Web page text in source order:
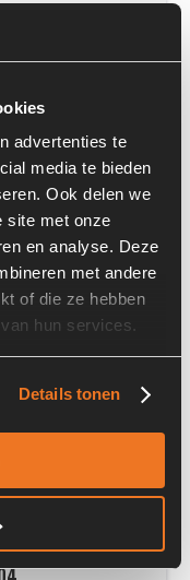
advertenties te
media te bieden
Ook delen we
site met onze
en analyse. Deze
met andere
of die ze hebben
hun services.
Details tonenCase 621D